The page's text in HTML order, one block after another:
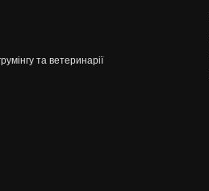
та ветеринарії